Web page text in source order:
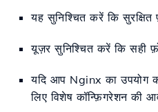
यह सुनिश्चित करें कि
यूज़र सुनिश्चित करें कि सही
यदि आप Nginx का उपयोग
लिए विशेष कॉन्फ़िगरेशन की